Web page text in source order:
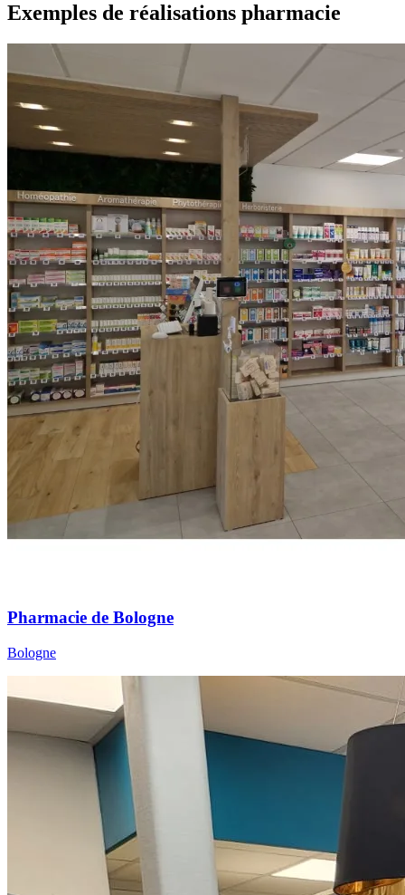
Exemples de réalisations pharmacie
Pharmacie de Bologne
Bologne